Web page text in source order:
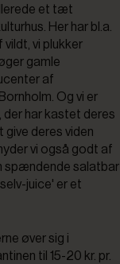
et tæt
Her har bl.a.
vi plukker
gamle
af
Og vi er
der har kastet deres
deres viden
vi også godt af
spændende salatbar
juice' er et
øver sig i
til 15-20 kr. pr.